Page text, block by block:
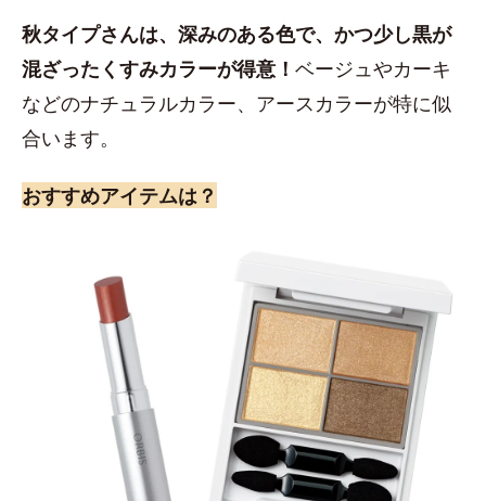
秋タイプさんは、深みのある色で、かつ少し黒が
混ざったくすみカラーが得意！ ベージュやカーキ
などのナチュラルカラー、アースカラーが特に似
合います。
おすすめアイテムは？